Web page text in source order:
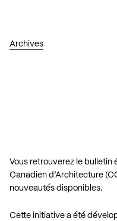
Archives
Vous retrouverez le bulletin
Canadien d’Architecture
nouveautés disponibles.
Cette initiative a été